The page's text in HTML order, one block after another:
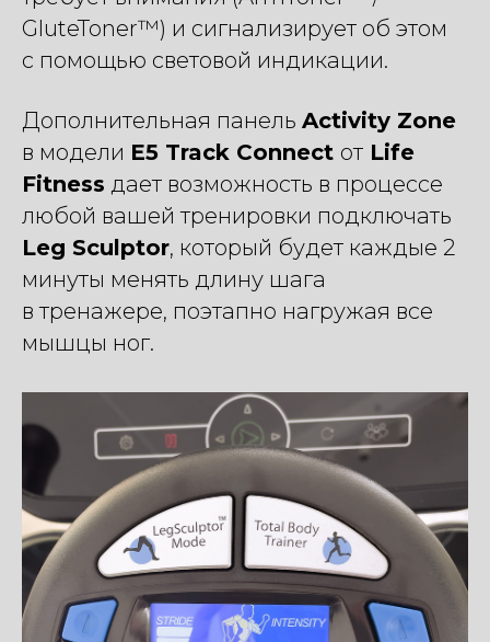
GluteToner™) и сигнализирует об этом
с помощью световой индикации.
Дополнительная панель Activity Zone
в модели E5 Track Connect от Life
Fitness дает возможность в процессе
любой вашей тренировки подключать
Leg Sculptor, который будет каждые 2
минуты менять длину шага
в тренажере, поэтапно нагружая все
мышцы ног.